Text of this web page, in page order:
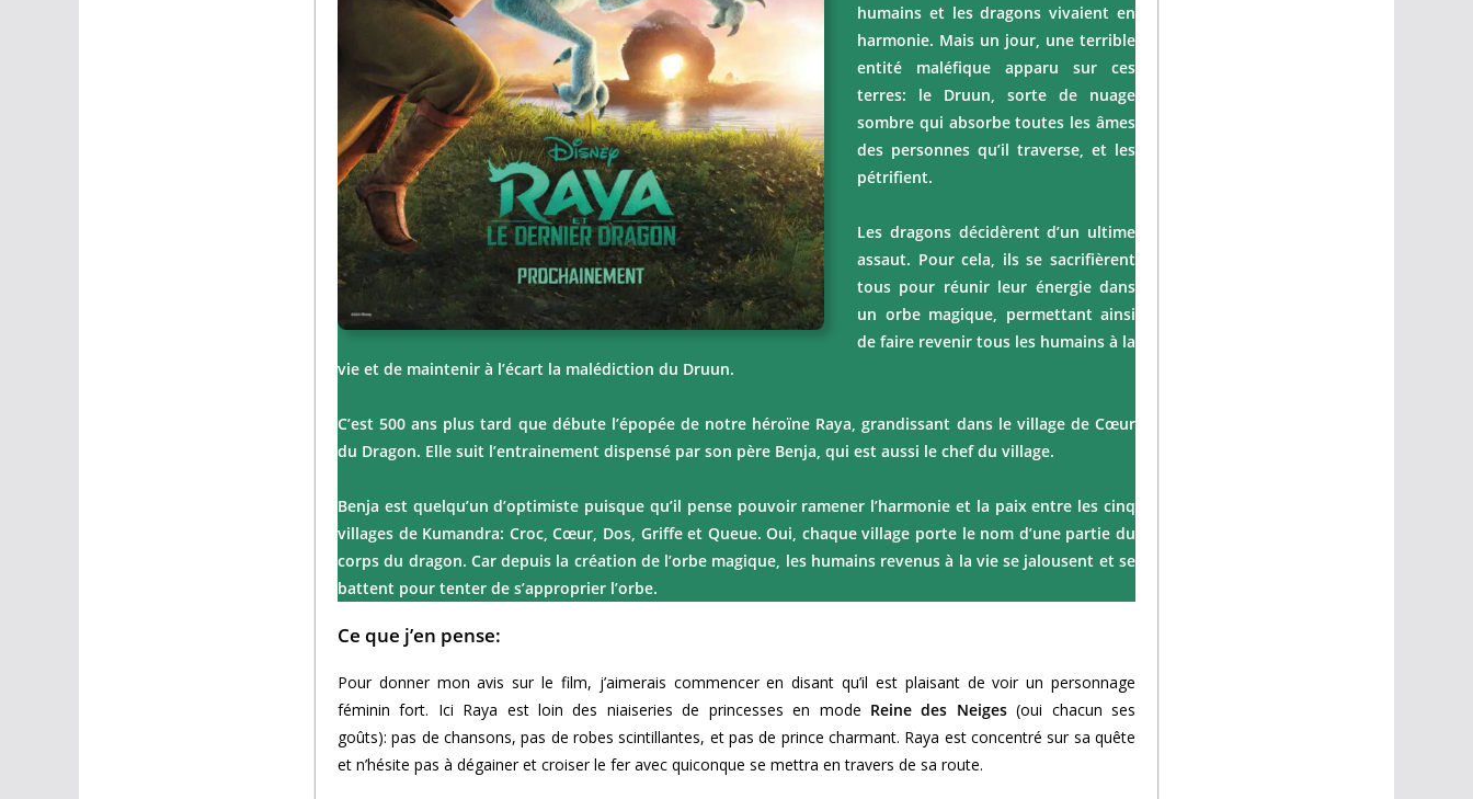
humains et les dragons vivaient en
harmonie. Mais un jour, une terrible
entité maléfique apparu sur ces
terres: le Druun, sorte de nuage
sombre qui absorbe toutes les âmes
des personnes qu’il traverse, et les
pétrifient.
Les dragons décidèrent d’un ultime
assaut. Pour cela, ils se sacrifièrent
tous pour réunir leur énergie dans
un orbe magique, permettant ainsi
de faire revenir tous les humains à la
vie et de maintenir à l’écart la malédiction du Druun.
C’est 500 ans plus tard que débute l’épopée de notre héroïne Raya, grandissant dans le village de Cœur
du Dragon. Elle suit l’entrainement dispensé par son père Benja, qui est aussi le chef du village.
Benja est quelqu’un d’optimiste puisque qu’il pense pouvoir ramener l’harmonie et la paix entre les cinq
villages de Kumandra: Croc, Cœur, Dos, Griffe et Queue. Oui, chaque village porte le nom d’une partie du
corps du dragon. Car depuis la création de l’orbe magique, les humains revenus à la vie se jalousent et se
battent pour tenter de s’approprier l’orbe.
Ce que j’en pense:
Pour donner mon avis sur le film, j’aimerais commencer en disant qu’il est plaisant de voir un personnage
féminin fort. Ici Raya est loin des niaiseries de princesses en mode Reine des Neiges(oui chacun ses
goûts): pas de chansons, pas de robes scintillantes, et pas de prince charmant. Raya est concentré sur sa quête
et n’hésite pas à dégainer et croiser le fer avec quiconque se mettra en travers de sa route.